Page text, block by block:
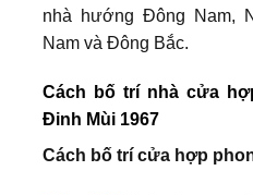
nhà hướng Đông Nam,
Nam và Đông Bắc.
Cách bố trí nhà cửa
Đinh Mùi 1967
Cách bố trí cửa hợp